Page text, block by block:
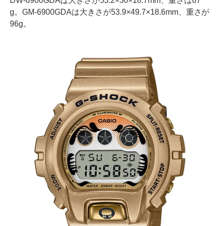
g。GM-6900GDAは大きさが53.9×49.7×18.6mm、重さが
96g。